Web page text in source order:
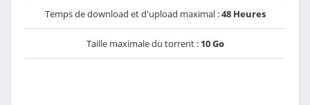
Temps de download et d'upload maximal :48 Heures
Taille maximale du torrent : 10 Go